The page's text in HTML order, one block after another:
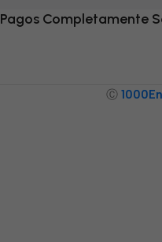
Pagos Completamente
Ⓒ